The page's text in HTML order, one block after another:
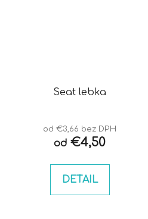
Seat lebka
od €3,66 bez DPH
od €4,50
DETAIL